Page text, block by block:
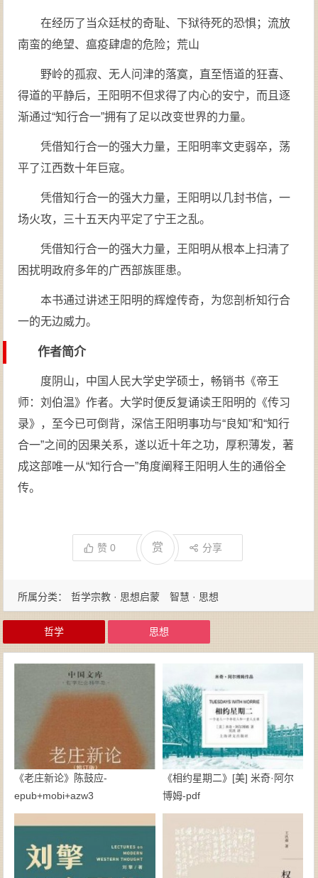
在经历了当众廷杖的奇耻、下狱待死的恐惧；流放
南蛮的绝望、瘟疫肆虐的危险；荒山
野岭的孤寂、无人问津的落寞，直至悟道的狂喜、
得道的平静后，王阳明不但求得了内心的安宁，而且逐
渐通过“知行合一”拥有了足以改变世界的力量。
凭借知行合一的强大力量，王阳明率文吏弱卒，荡
平了江西数十年巨寇。
凭借知行合一的强大力量，王阳明以几封书信，一
场火攻，三十五天内平定了宁王之乱。
凭借知行合一的强大力量，王阳明从根本上扫清了
困扰明政府多年的广西部族匪患。
本书通过讲述王阳明的辉煌传奇，为您剖析知行合
一的无边威力。
作者简介
度阴山，中国人民大学史学硕士，畅销书《帝王
师：刘伯温》作者。大学时便反复诵读王阳明的《传习
录》，至今已可倒背，深信王阳明事功与“良知”和“知行
合一”之间的因果关系，遂以近十年之功，厚积薄发，著
成这部唯一从“知行合一”角度阐释王阳明人生的通俗全
传。
赞0 赏 分享
所属分类： 哲学宗教 · 思想启蒙 智慧 · 思想
哲学 思想
《老庄新论》陈鼓应-
epub+mobi+azw3
《相约星期二》[美] 米奇·阿尔
博姆-pdf